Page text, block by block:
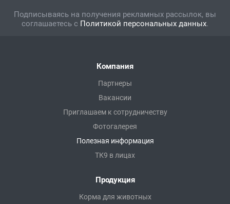
Подписываясь на получения рекламных рассылок, вы
соглашаетесь с Политикой персональных данных.
Компания
Партнеры
Вакансии
Приглашаем к сотрудничеству
Фотогалерея
Полезная информация
ТК9 в лицах
Продукция
Корма для животных